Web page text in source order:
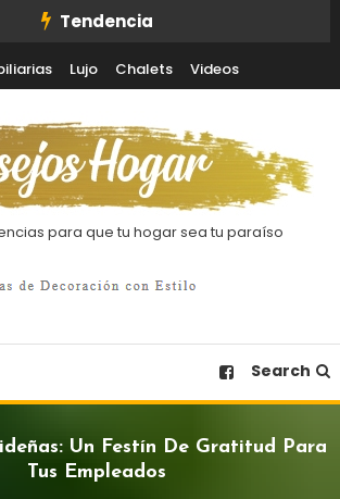
Tendencia
Lujo Chalets Videos
para que tu hogar sea tu paraíso
Search
Un Festín De Gratitud Para
Tus Empleados